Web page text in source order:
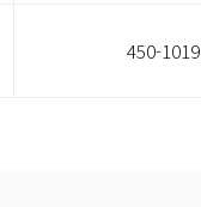
450-1019